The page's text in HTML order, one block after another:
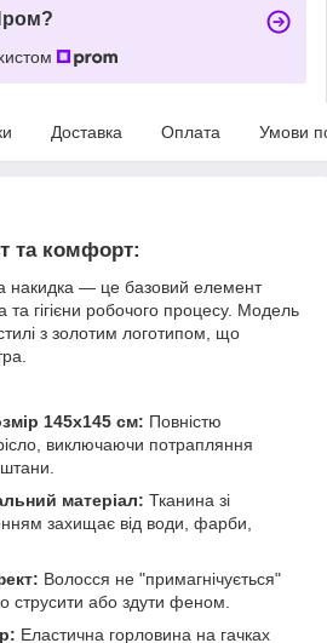
Доставка Оплата Умови
та комфорт:
накидка — це базовий елемент
та гігієни робочого процесу. Модель
з золотим логотипом, що
145х145 см: Повністю
виключаючи потрапляння
матеріал: Тканина зі
захищає від води, фарби,
Волосся не "примагнічується"
струсити або здути феном.
Еластична горловина на гачках